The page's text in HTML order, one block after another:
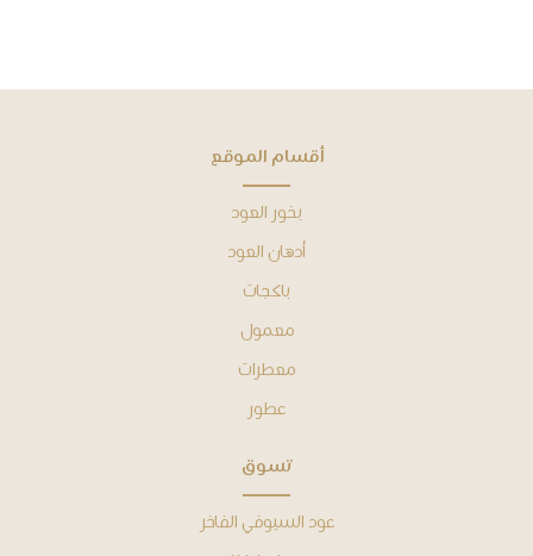
ﺃﻗﺴﺎﻡ ﺍﻟﻤﻮﻗﻊ
بخور العود
أدهان ﺍﻟﻌﻮﺩ
باكجات
معمول
معطرات
عطور
ﺗﺴﻮﻕ
عود السيوفي الفاخر